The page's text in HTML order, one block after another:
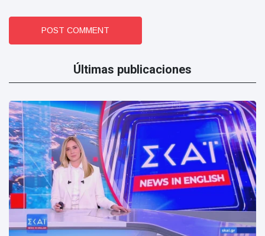
POST COMMENT
Últimas publicaciones